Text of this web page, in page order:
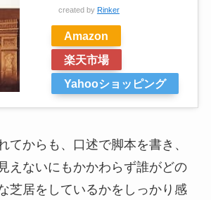
created by Rinker
Amazon
楽天市場
Yahooショッピング
てからも、口述で脚本を書き、
えないにもかかわらず誰がどの
芝居をしているかをしっかり感